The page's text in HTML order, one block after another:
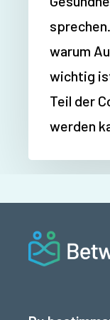
warum
wichtig
Teil der
werden